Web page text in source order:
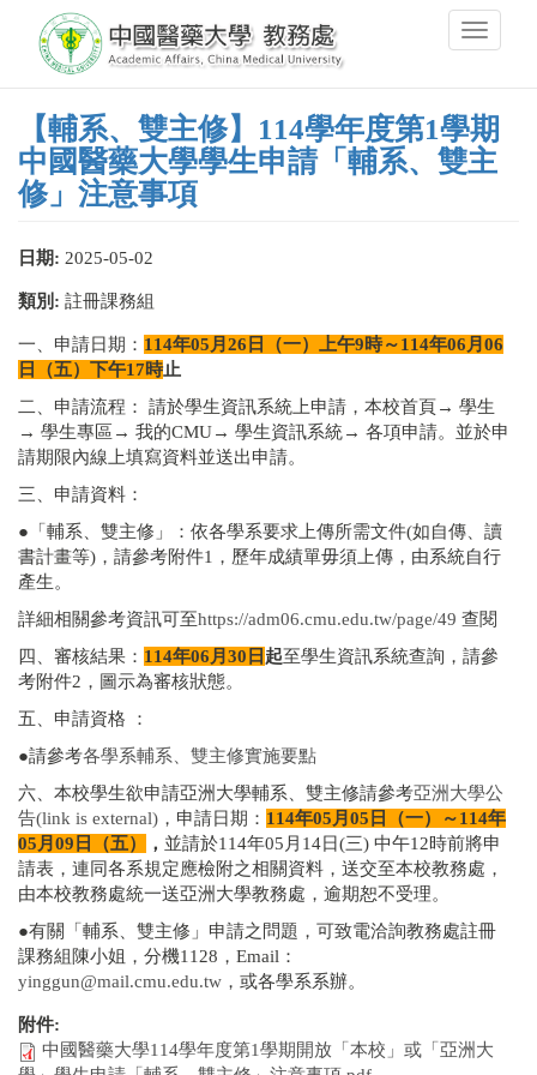
內
Toggle
【輔系、雙主修】114學年度第1學期
中國醫藥大學學生申請「輔系、雙主
修」注意事項
日期: 2025-05-02
類別: 註冊課務組
一、申請日期： 114年05月26日（一）上午9時～114年06月06
日（五）下午17時止
二、申請流程： 請於學生資訊系統上申請，本校首頁→ 學生
→ 學生專區→ 我的CMU→ 學生資訊系統→ 各項申請。並於申
請期限內線上填寫資料並送出申請。
三、申請資料：
●「輔系、雙主修」：依各學系要求上傳所需文件(如自傳、讀
書計畫等)，請參考附件1，歷年成績單毋須上傳，由系統自行
產生。
詳細相關參考資訊可至https://adm06.cmu.edu.tw/page/49 查閱
四、審核結果： 114年06月30日 起至學生資訊系統查詢，請參
考附件2，圖示為審核狀態。
五、申請資格 ：
●請參考各學系輔系、雙主修實施要點
六、本校學生欲申請亞洲大學輔系、雙主修請參考亞洲大學公
告(link is external) ，申請日期： 114年05月05日（一）～114年
05月09日（五）
， 並請於114年05月14日(三) 中午12時前將申
請表，連同各系規定應檢附之相關資料，送交至本校教務處，
由本校教務處統一送亞洲大學教務處，逾期恕不受理。
●有關「輔系、雙主修」申請之問題，可致電洽詢教務處註冊
課務組陳小姐，分機1128，Email：
yinggun@mail.cmu.edu.tw ，或各學系系辦。
附件:
中國醫藥大學114學年度第1學期開放「本校」或「亞洲大